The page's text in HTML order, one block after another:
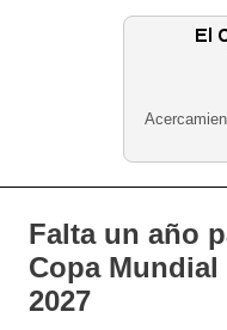
Falta un año
Copa Mundial
2027